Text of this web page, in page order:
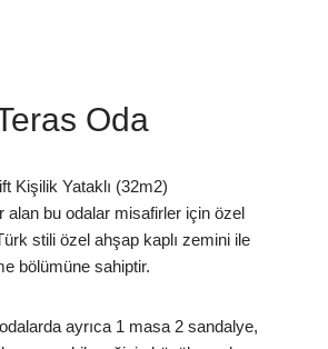
Oda
Kişilik Yataklı (32m2)
alan bu odalar misafirler için özel
stili özel ahşap kaplı zemini ile
bölümüne sahiptir.
ayrıca 1 masa 2 sandalye,